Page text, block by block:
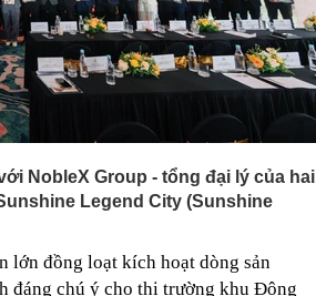
NobleX Group - tổng đại lý của hai
Legend City (Sunshine
lớn đồng loạt kích hoạt dòng sản
đáng chú ý cho thị trường khu Đông